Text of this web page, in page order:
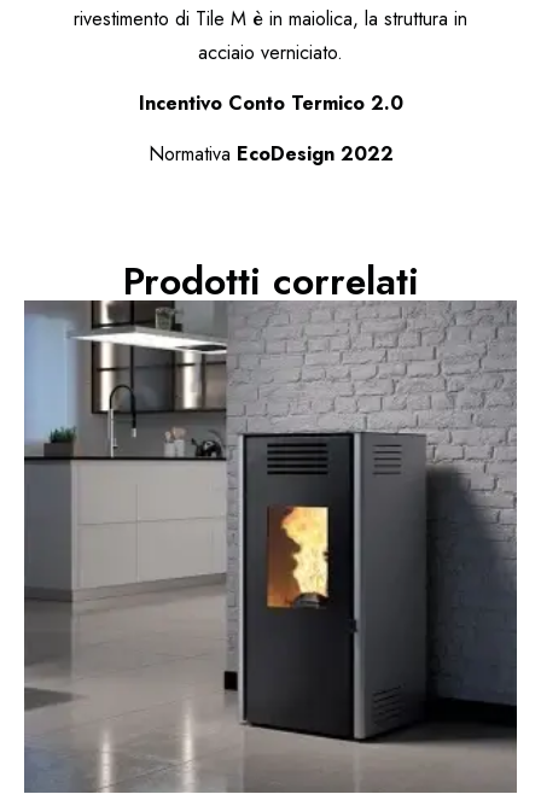
rivestimento di Tile M è in maiolica, la struttura in
acciaio verniciato.
Incentivo Conto Termico 2.0
Normativa EcoDesign 2022
Prodotti correlati